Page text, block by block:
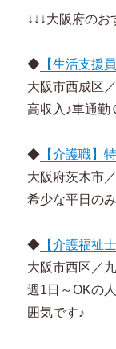
↓↓↓大阪府のお
◆ 【生活支援
大阪市西成区
高収入♪車通勤
◆ 【介護職】
大阪府茨木市
希少な平日の
◆ 【介護福祉
大阪市西区／
週1日～OKの
囲気です♪